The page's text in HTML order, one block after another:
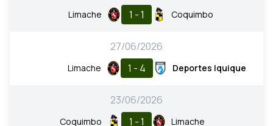
Limache 1 - 1 Coquimbo
27/06/2026
Limache 1 - 4 Deportes Iquique
23/06/2026
Coquimbo 1 - 1 Limache